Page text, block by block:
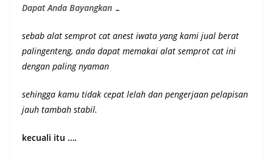
Dapat Anda Bayangkan …
sebab alat semprot cat anest iwata yang kami jual berat
palingenteng, anda dapat memakai alat semprot cat ini
dengan paling nyaman
sehingga kamu tidak cepat lelah dan pengerjaan pelapisan
jauh tambah stabil.
kecuali itu ….